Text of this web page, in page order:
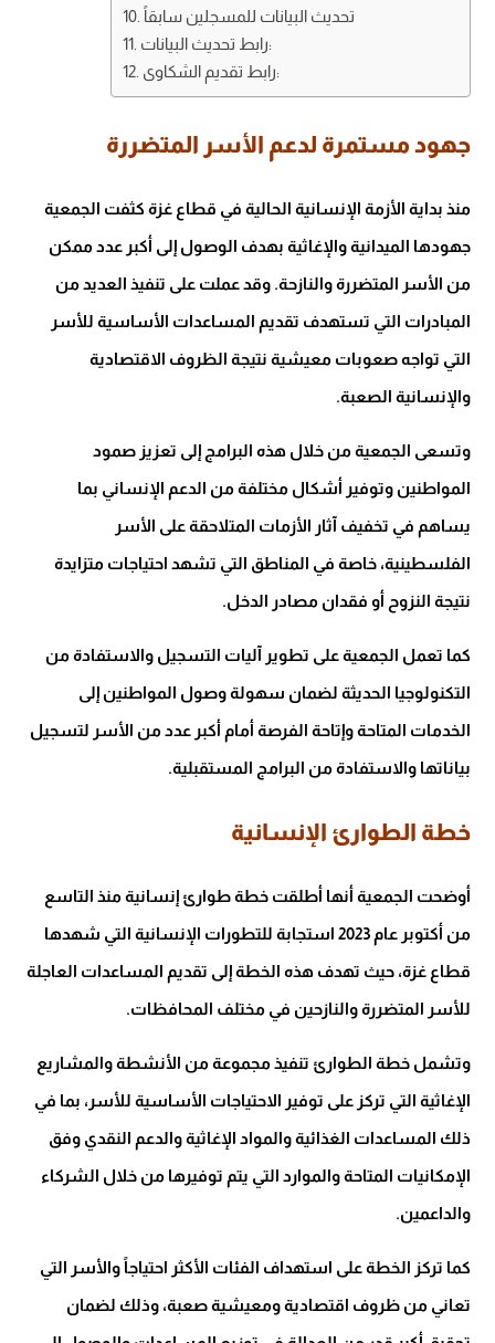
تحديث البيانات للمسجلين سابقاً
رابط تحديث البيانات:
رابط تقديم الشكاوى:
جهود مستمرة لدعم الأسر المتضررة
منذ بداية الأزمة الإنسانية الحالية في قطاع غزة كثفت الجمعية
جهودها الميدانية والإغاثية بهدف الوصول إلى أكبر عدد ممكن
من الأسر المتضررة والنازحة. وقد عملت على تنفيذ العديد من
المبادرات التي تستهدف تقديم المساعدات الأساسية للأسر
التي تواجه صعوبات معيشية نتيجة الظروف الاقتصادية
والإنسانية الصعبة.
وتسعى الجمعية من خلال هذه البرامج إلى تعزيز صمود
المواطنين وتوفير أشكال مختلفة من الدعم الإنساني بما
يساهم في تخفيف آثار الأزمات المتلاحقة على الأسر
الفلسطينية، خاصة في المناطق التي تشهد احتياجات متزايدة
نتيجة النزوح أو فقدان مصادر الدخل.
كما تعمل الجمعية على تطوير آليات التسجيل والاستفادة من
التكنولوجيا الحديثة لضمان سهولة وصول المواطنين إلى
الخدمات المتاحة وإتاحة الفرصة أمام أكبر عدد من الأسر لتسجيل
بياناتها والاستفادة من البرامج المستقبلية.
خطة الطوارئ الإنسانية
أوضحت الجمعية أنها أطلقت خطة طوارئ إنسانية منذ التاسع
من أكتوبر عام 2023 استجابة للتطورات الإنسانية التي شهدها
قطاع غزة، حيث تهدف هذه الخطة إلى تقديم المساعدات العاجلة
للأسر المتضررة والنازحين في مختلف المحافظات.
وتشمل خطة الطوارئ تنفيذ مجموعة من الأنشطة والمشاريع
الإغاثية التي تركز على توفير الاحتياجات الأساسية للأسر، بما في
ذلك المساعدات الغذائية والمواد الإغاثية والدعم النقدي وفق
الإمكانيات المتاحة والموارد التي يتم توفيرها من خلال الشركاء
والداعمين.
كما تركز الخطة على استهداف الفئات الأكثر احتياجاً والأسر التي
تعاني من ظروف اقتصادية ومعيشية صعبة، وذلك لضمان